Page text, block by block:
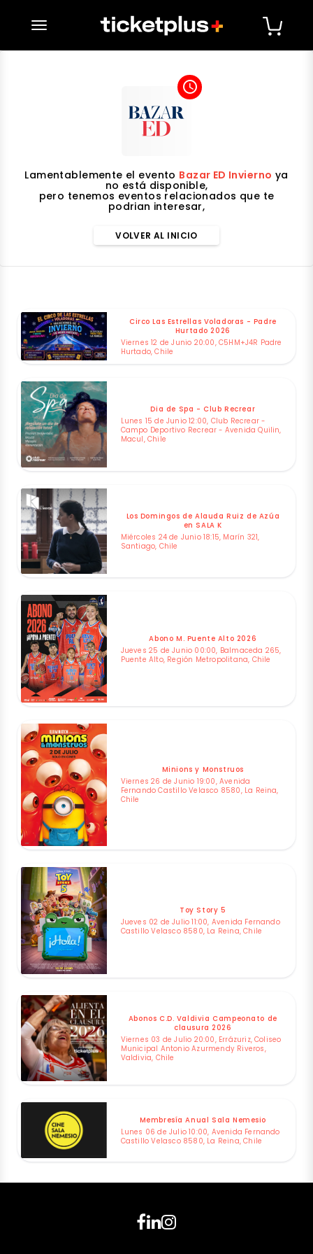
desplegar navegación
access_time
Lamentablemente el evento Bazar ED Invierno ya
no está disponible,
pero tenemos eventos relacionados que te
podrian interesar,
VOLVER AL INICIO
Circo Las Estrellas Voladoras - Padre
Hurtado 2026
Viernes 12 de Junio 20:00, C5HM+J4R Padre
Hurtado, Chile
Dia de Spa - Club Recrear
Lunes 15 de Junio 12:00, Club Recrear -
Campo Deportivo Recrear - Avenida Quilin,
Macul, Chile
Los Domingos de Alauda Ruiz de Azúa
en SALA K
Miércoles 24 de Junio 18:15, Marín 321,
Santiago, Chile
Abono M. Puente Alto 2026
Jueves 25 de Junio 00:00, Balmaceda 265,
Puente Alto, Región Metropolitana, Chile
Minions y Monstruos
Viernes 26 de Junio 19:00, Avenida
Fernando Castillo Velasco 8580, La Reina,
Chile
Toy Story 5
Jueves 02 de Julio 11:00, Avenida Fernando
Castillo Velasco 8580, La Reina, Chile
Abonos C.D. Valdivia Campeonato de
clausura 2026
Viernes 03 de Julio 20:00, Errázuriz, Coliseo
Municipal Antonio Azurmendy Riveros,
Valdivia, Chile
Membresía Anual Sala Nemesio
Lunes 06 de Julio 10:00, Avenida Fernando
Castillo Velasco 8580, La Reina, Chile